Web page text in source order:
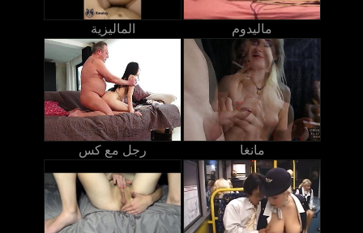
الماليزية ماليدوم
رجل مع كس مانغا